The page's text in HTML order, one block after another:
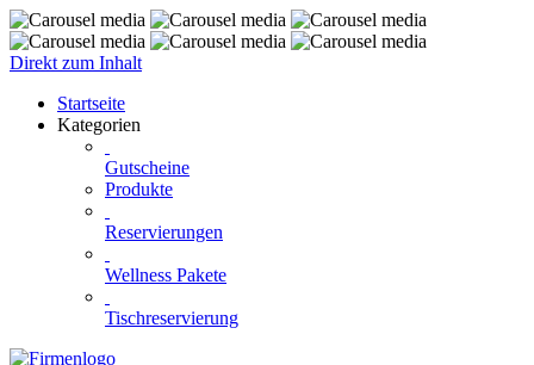
Direkt zum Inhalt
Startseite
Kategorien
Gutscheine
Produkte
Reservierungen
Wellness Pakete
Tischreservierung